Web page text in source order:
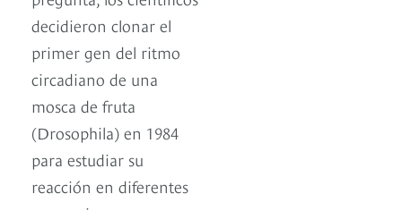
decidieron clonar el
primer gen del ritmo
circadiano de una
mosca de fruta
(Drosophila) en 1984
para estudiar su
reacción en diferentes